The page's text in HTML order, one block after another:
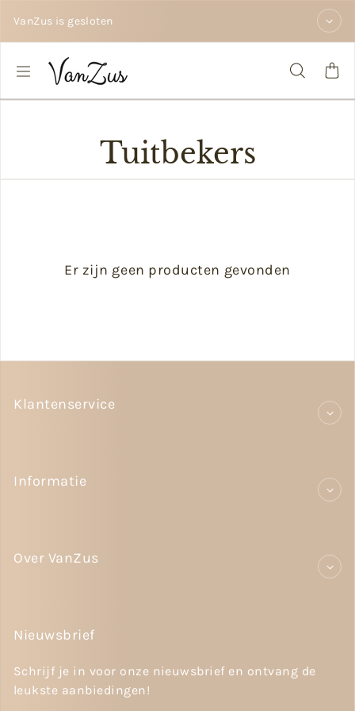
VanZus is gesloten
Tuitbekers
Er zijn geen producten gevonden
Klantenservice
Informatie
Over VanZus
Nieuwsbrief
Schrijf je in voor onze nieuwsbrief en ontvang de
leukste aanbiedingen!